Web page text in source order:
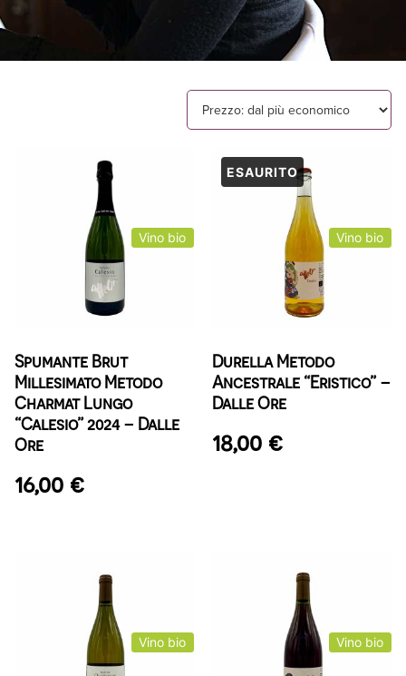
Vino bio
Spumante Brut
Millesimato Metodo
Charmat Lungo
“Calesio” 2024 – Dalle
Ore
16,00 €
Vino bio
Durella Metodo
Ancestrale “Eristico” –
Dalle Ore
18,00 €
Vino bio Vino bio